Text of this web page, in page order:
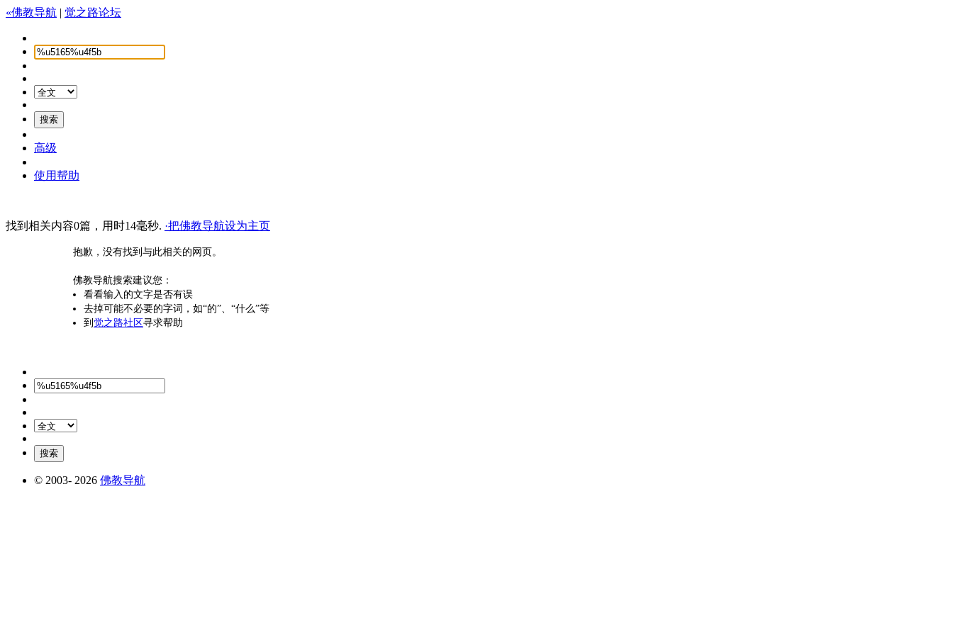
«佛教导航 | 觉之路论坛
高级
使用帮助
找到相关内容0篇，用时14毫秒. ·把佛教导航设为主页
抱歉，没有找到与此相关的网页。
佛教导航搜索建议您：
看看输入的文字是否有误
去掉可能不必要的字词，如“的”、“什么”等
到 觉之路社区寻求帮助
© 2003- 2026 佛教导航